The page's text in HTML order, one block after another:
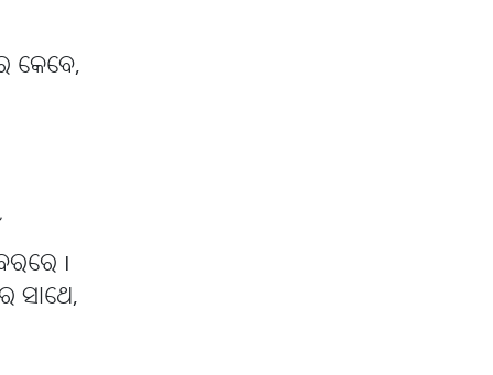
କେବେ,
I
ସାଥେ,